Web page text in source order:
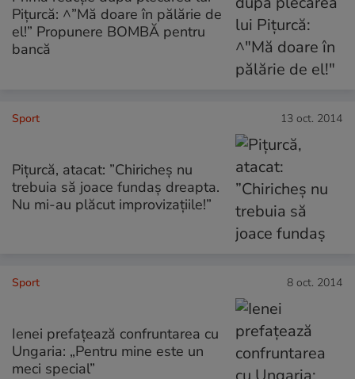
Piţurcă: ^”Mă doare în pălărie de
el!” Propunere BOMBĂ pentru
bancă
Sport 13 oct. 2014
Piţurcă, atacat: ”Chiricheş nu
trebuia să joace fundaş dreapta.
Nu mi-au plăcut improvizaţiile!”
Sport 8 oct. 2014
Ienei prefaţează confruntarea cu
Ungaria: „Pentru mine este un
meci special”